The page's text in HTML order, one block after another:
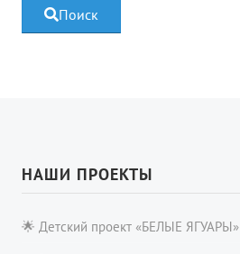
Поиск
НАШИ ПРОЕКТЫ
🌟 Детский проект «БЕЛЫЕ ЯГУАРЫ»